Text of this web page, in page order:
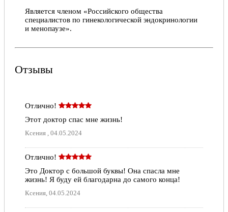
Является членом «Российского общества
специалистов по гинекологической эндокринологии
и менопаузе».
Отзывы
Отлично!
Этот доктор спас мне жизнь!
Ксения , 04.05.2024
Отлично!
Это Доктор с большой буквы! Она спасла мне
жизнь! Я буду ей благодарна до самого конца!
Ксения, 04.05.2024